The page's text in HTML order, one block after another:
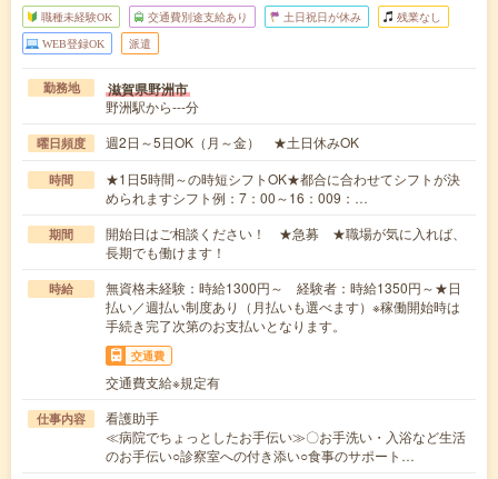
職種未経験OK 交通費別途支給あり 土日祝日が休み 残業なし
WEB登録OK 派遣
勤務地 滋賀県野洲市
野洲駅から---分
曜日頻度 週2日～5日OK（月～金） ★土日休みOK
時間
★1日5時間～の時短シフトOK★都合に合わせてシフトが決
められますシフト例：7：00～16：009：…
期間
開始日はご相談ください！ ★急募 ★職場が気に入れば、
長期でも働けます！
時給
無資格未経験：時給1300円～ 経験者：時給1350円～★日
払い／週払い制度あり（月払いも選べます）※稼働開始時は
手続き完了次第のお支払いとなります。
交通費
交通費支給※規定有
仕事内容
看護助手
≪病院でちょっとしたお手伝い≫〇お手洗い・入浴など生活
のお手伝い○診察室への付き添い○食事のサポート…